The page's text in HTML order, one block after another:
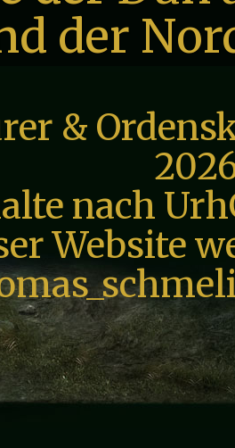
der
&
nach
Website